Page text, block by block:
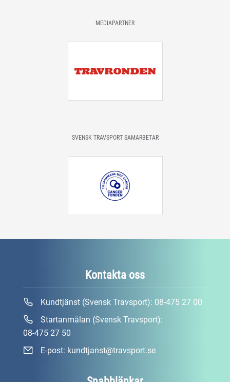
MEDIAPARTNER
SVENSK TRAVSPORT SAMARBETAR
Kontakta oss
Kundtjänst (Svensk Travsport): 08-475 27 00
Startanmälan (Svensk Travsport):
08-475 27 50
E-post: kundtjanst@travsport.se